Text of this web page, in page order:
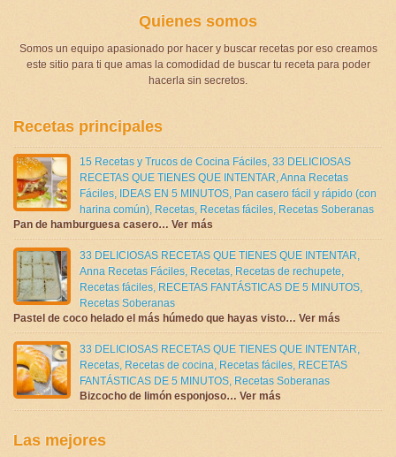
Quienes somos
Somos un equipo apasionado por hacer y buscar recetas por eso creamos
este sitio para ti que amas la comodidad de buscar tu receta para poder
hacerla sin secretos.
Recetas principales
15 Recetas y Trucos de Cocina Fáciles, 33 DELICIOSAS
RECETAS QUE TIENES QUE INTENTAR,Anna Recetas
Fáciles, IDEAS EN 5 MINUTOS, Pan casero fácil y rápido (con
harina común), Recetas, Recetas fáciles, Recetas Soberanas
Pan de hamburguesa casero… Ver más
33 DELICIOSAS RECETAS QUE TIENES QUE INTENTAR,
Anna Recetas Fáciles, Recetas, Recetas de rechupete,
Recetas fáciles, RECETAS FANTÁSTICAS DE 5 MINUTOS,
Recetas Soberanas
Pastel de coco helado el más húmedo que hayas visto… Ver más
33 DELICIOSAS RECETAS QUE TIENES QUE INTENTAR,
Recetas, Recetas de cocina, Recetas fáciles, RECETAS
FANTÁSTICAS DE 5 MINUTOS, Recetas Soberanas
Bizcocho de limón esponjoso… Ver más
Las mejores